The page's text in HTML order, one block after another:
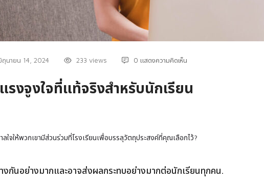
ถุนายน 14, 2024 233 views 0 แสดงความคิดเห็น
งจูงใจที่แท้จริงสําหรับนักเรียน
ลใจให้พวกเขามีส่วนร่วมที่โรงเรียนเพื่อบรรลุวัตถุประสงค์ที่คุณเลือกไว้?
กันอย่างมากและอาจส่งผลกระทบอย่างมากต่อนักเรียนทุกคน.